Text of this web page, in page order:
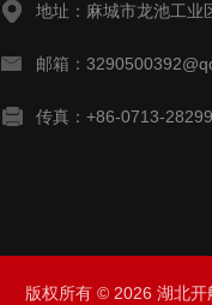
地址：麻城市龙池工业
邮箱：
传真：+86-0713-
版权所有 © 2026 湖北